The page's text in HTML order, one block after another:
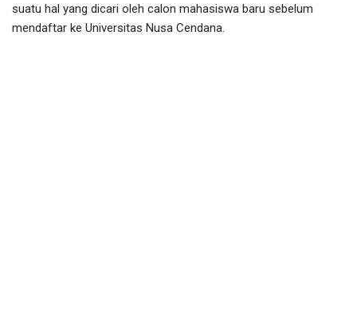
suatu hal yang dicari oleh calon mahasiswa baru sebelum
mendaftar ke Universitas Nusa Cendana.